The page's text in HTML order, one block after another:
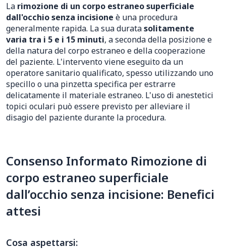
La rimozione di un corpo estraneo superficiale
dall'occhio senza incisione è una procedura
generalmente rapida. La sua duratasolitamente
varia tra i 5 e i 15 minuti, a seconda della posizione e
della natura del corpo estraneo e della cooperazione
del paziente. L'intervento viene eseguito da un
operatore sanitario qualificato, spesso utilizzando uno
specillo o una pinzetta specifica per estrarre
delicatamente il materiale estraneo. L'uso di anestetici
topici oculari può essere previsto per alleviare il
disagio del paziente durante la procedura.
Consenso Informato Rimozione di
corpo estraneo superficiale
dall’occhio senza incisione: Benefici
attesi
Cosa aspettarsi: